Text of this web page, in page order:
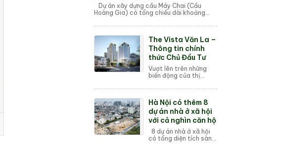
Dự án xây dựng cầu Máy Chai (Cầu
Hoàng Gia) có tổng chiều dài khoảng
bắc qua sông Cấm nối "đả...
The Vista Văn La –
Thông tin chính
thức Chủ Đầu Tư
Vượt lên trên những
biến động của thị
Thủ đô, The Vista Văn
đang khẳng định vị thế
là một trong ...
Hà Nội có thêm 8
dự án nhà ở xã hội
với cả nghìn căn hộ
8 dự án nhà ở xã hội
có tổng diện tích sàn